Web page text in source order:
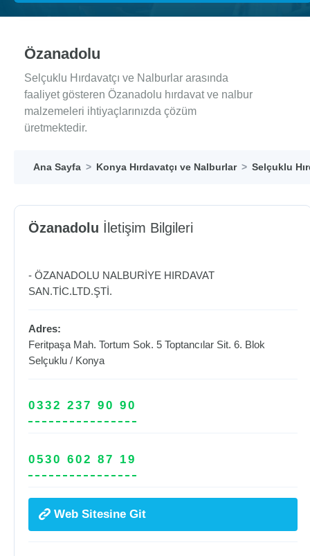
Özanadolu
Selçuklu Hırdavatçı ve Nalburlar arasında
faaliyet gösteren Özanadolu hırdavat ve nalbur
malzemeleri ihtiyaçlarınızda çözüm
üretmektedir.
Ana Sayfa Konya Hırdavatçı ve Nalburlar Selçuklu
Özanadolu İletişim Bilgileri
- ÖZANADOLU NALBURİYE HIRDAVAT
SAN.TİC.LTD.ŞTİ.
Adres:
Feritpaşa Mah. Tortum Sok. 5 Toptancılar Sit. 6. Blok
Selçuklu / Konya
0332 237 90 90
0530 602 87 19
Web Sitesine Git